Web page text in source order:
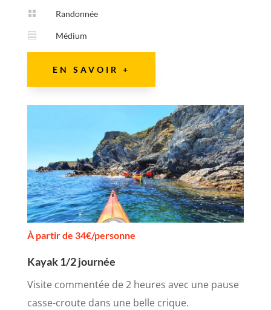
 Randonnée
 Médium
EN SAVOIR +
À partir de 34€/personne
Kayak 1/2 journée
Visite commentée de 2 heures avec une pause
casse-croute dans une belle crique.